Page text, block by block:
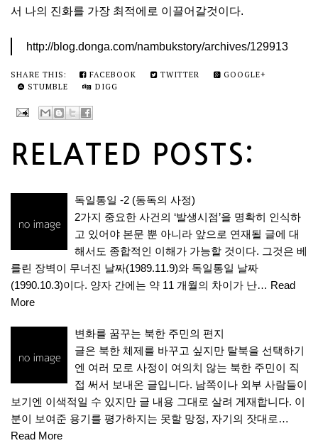
서 나의 진화를 가장 최적에로 이끌어갈것이다.
http://blog.donga.com/nambukstory/archives/129913
SHARE THIS: FACEBOOK TWITTER
GOOGLE+
STUMBLE
DIGG
RELATED POSTS:
독일통일 -2 (동독의 사정)
2가지 중요한 사건의 ‘발생시점’을 명확히 인식하
고 있어야 본문 뿐 아니라 앞으로 연재될 글에 대
해서도 종합적인 이해가 가능할 것이다. 그것은 베
를린 장벽이 무너진 날짜(1989.11.9)와 독일통일 날짜
(1990.10.3)이다. 양자 간에는 약 11 개월의 차이가 난… Read
More
변화를 꿈꾸는 북한 주민의 편지
글은 북한 체제를 바꾸고 싶지만 탈북을 선택하기
엔 여러 모로 사정이 여의치 않는 북한 주민이 직
접 써서 보내온 글입니다. 남쪽이나 외부 사람들이
보기엔 이색적일 수 있지만 글 내용 그대로 살려 게재합니다. 이
분이 보여준 용기를 평가하지는 못할 망정, 자기의 잣대로…
Read More